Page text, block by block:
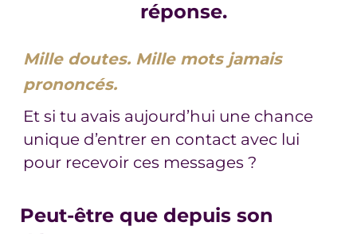
réponse.
Mille doutes. Mille mots jamais
prononcés.
Et si tu avais aujourd’hui une chance
unique d’entrer en contact avec lui
pour recevoir ces messages ?
Peut-être que depuis son